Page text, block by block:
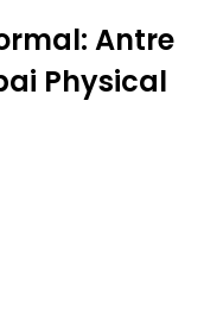
Antre
Physical